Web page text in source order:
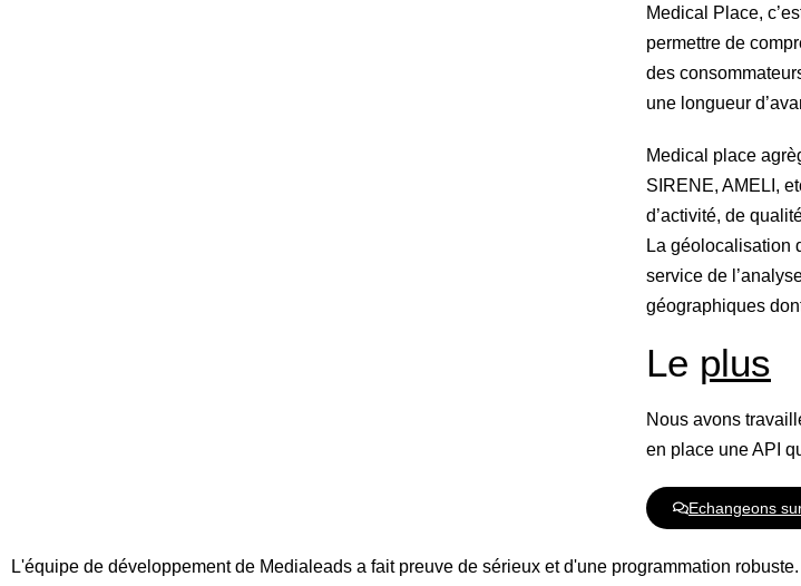
Medical Place,
permettre de
des
une longueur
Medical place
SIRENE, AMELI,
d’activité, de
La géolocalisation
service de
géographiques
Le plus
Nous avons
en place une API
Echangeons
L'équipe de développement de Medialeads a fait preuve de sérieux et d'une programmation